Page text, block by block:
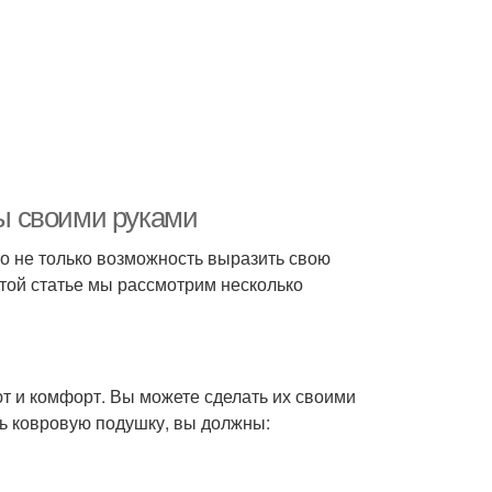
своими руками
только возможность выразить свою
статье мы рассмотрим несколько
и комфорт. Вы можете сделать их своими
ковровую подушку, вы должны: